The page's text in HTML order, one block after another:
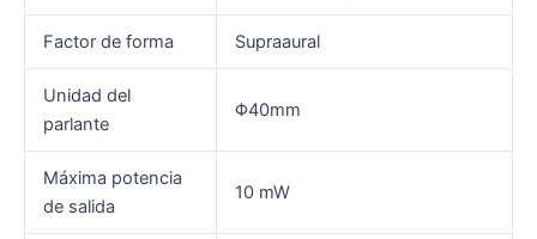
Factor de forma Supraaural
Unidad del
parlante
Φ40mm
Máxima potencia
de salida
10 mW